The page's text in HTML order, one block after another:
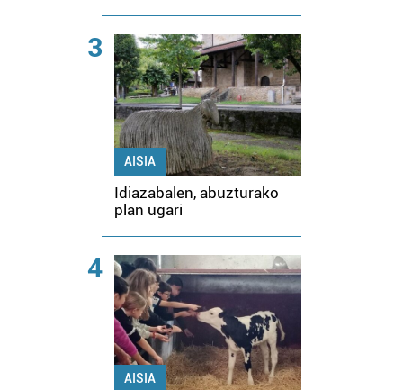
3
AISIA
Idiazabalen, abuzturako
plan ugari
4
AISIA